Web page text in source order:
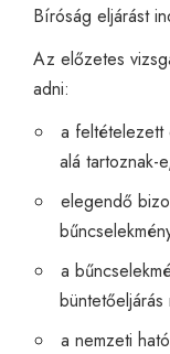
Bíróság eljárást
Az előzetes
adni:
a feltételezett
alá tartoznak-
elegendő
a
a nemzeti